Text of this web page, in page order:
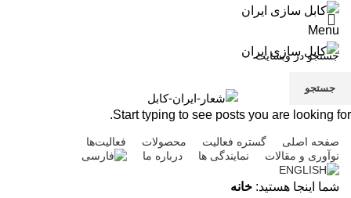
Menu
صفحه اصلی گستره فعالیت محصولات
فعالیت‌ها
نوآوری و مقالات
نمایندگی ها درباره ما
شما اینجا هستید: خانه
جستجو
Start typing to see posts you are looking for.